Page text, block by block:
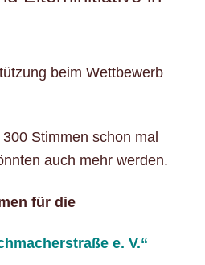
beim Wettbewerb
Stimmen schon mal
auch mehr werden.
für die
e. V.“